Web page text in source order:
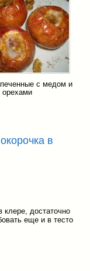
с медом и
орехами
в
достаточно
еще и в тесто